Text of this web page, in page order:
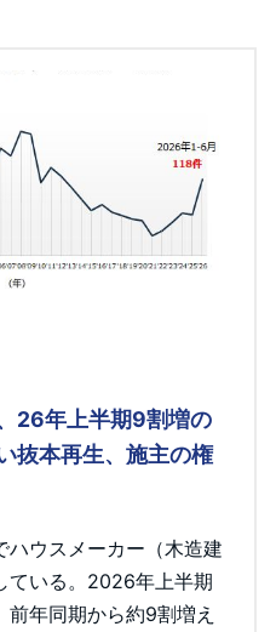
26年上半期9割増の
本再生、施主の権
ハウスメーカー（木造建
ている。2026年上半期
前年同期から約9割増え